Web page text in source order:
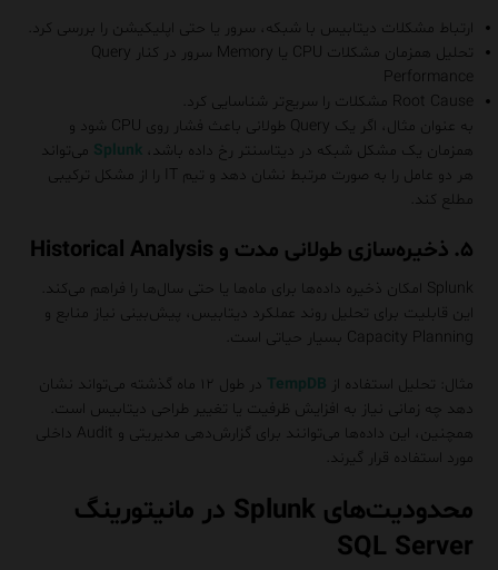
ارتباط مشکلات دیتابیس با شبکه، سرور یا حتی اپلیکیشن را بررسی کرد.
تحلیل همزمان مشکلات CPU یا Memory سرور در کنار Query
Performance
Root Cause مشکلات را سریع‌تر شناسایی کرد.
به عنوان مثال، اگر یک Query طولانی باعث فشار روی CPU شود و
همزمان یک مشکل شبکه در دیتاسنتر رخ داده باشد،Splunk می‌تواند
هر دو عامل را به صورت مرتبط نشان دهد و تیم IT را از مشکل ترکیبی
مطلع کند.
۵. ذخیره‌سازی طولانی مدت و Historical Analysis
Splunk امکان ذخیره داده‌ها برای ماه‌ها یا حتی سال‌ها را فراهم می‌کند.
این قابلیت برای تحلیل روند عملکرد دیتابیس، پیش‌بینی نیاز منابع و
Capacity Planning بسیار حیاتی است.
مثال: تحلیل استفاده از TempDB
در طول ۱۲ ماه گذشته می‌تواند نشان
دهد چه زمانی نیاز به افزایش ظرفیت یا تغییر طراحی دیتابیس است.
همچنین، این داده‌ها می‌توانند برای گزارش‌دهی مدیریتی و Audit داخلی
مورد استفاده قرار گیرند.
محدودیت‌های Splunk در مانیتورینگ
SQL Server